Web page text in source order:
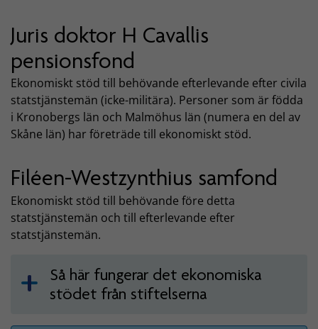
Juris doktor H Cavallis
pensionsfond
Ekonomiskt stöd till behövande efterlevande efter civila
statstjänstemän (icke-militära). Personer som är födda
i Kronobergs län och Malmöhus län (numera en del av
Skåne län) har företräde till ekonomiskt stöd.
Filéen-Westzynthius samfond
Ekonomiskt stöd till behövande före detta
statstjänstemän och till efterlevande efter
statstjänstemän.
Så här fungerar det ekonomiska
stödet från stiftelserna